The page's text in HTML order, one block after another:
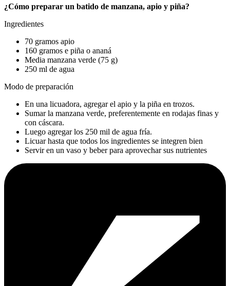
¿Cómo preparar un batido de manzana, apio y piña?
Ingredientes
70 gramos apio
160 gramos e piña o ananá
Media manzana verde (75 g)
250 ml de agua
Modo de preparación
En una licuadora, agregar el apio y la piña en trozos.
Sumar la manzana verde, preferentemente en rodajas finas y
con cáscara.
Luego agregar los 250 mil de agua fría.
Licuar hasta que todos los ingredientes se integren bien
Servir en un vaso y beber para aprovechar sus nutrientes